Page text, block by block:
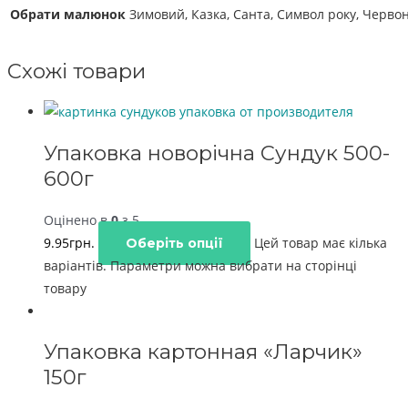
Обрати малюнок Зимовий, Казка, Санта, Символ року,
Схожі товари
Упаковка новорічна Сундук 500-
600г
Оцінено в0з 5
9.95грн. Оберіть опції
Цей товар має кілька
варіантів. Параметри можна вибрати на сторінці
товару
Упаковка картонная «Ларчик»
150г